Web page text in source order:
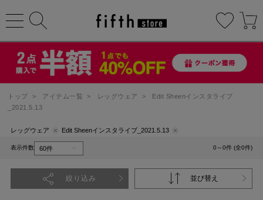
トップ > アイテム一覧 > レッグウェア >
Edit Sheenインスタライブ
_2021.5.13
レッグウェア Edit Sheenインスタライブ_2021.5.13
表示件数 0～0件 (全0件)
絞り込み 並び替え